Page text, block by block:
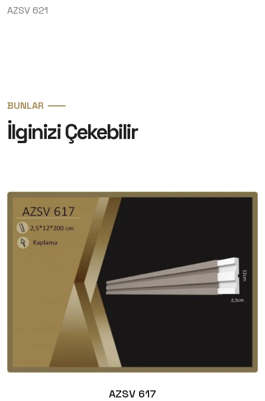
AZSV 621
BUNLAR
İlginizi Çekebilir
AZSV 617